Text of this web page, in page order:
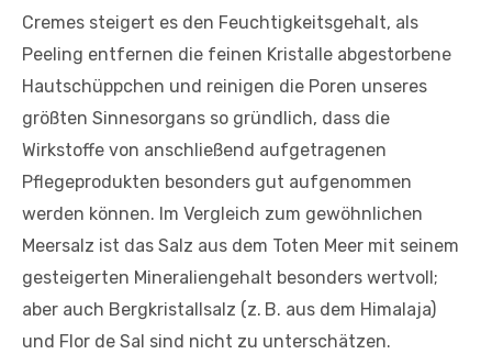
Cremes steigert es den Feuchtigkeitsgehalt, als
Peeling entfernen die feinen Kristalle abgestorbene
Hautschüppchen und reinigen die Poren unseres
größten Sinnesorgans so gründlich, dass die
Wirkstoffe von anschließend aufgetragenen
Pflegeprodukten besonders gut aufgenommen
werden können. Im Vergleich zum gewöhnlichen
Meersalz ist das Salz aus dem Toten Meer mit seinem
gesteigerten Mineraliengehalt besonders wertvoll;
aber auch Bergkristallsalz (z. B. aus dem Himalaja)
und Flor de Sal sind nicht zu unterschätzen.